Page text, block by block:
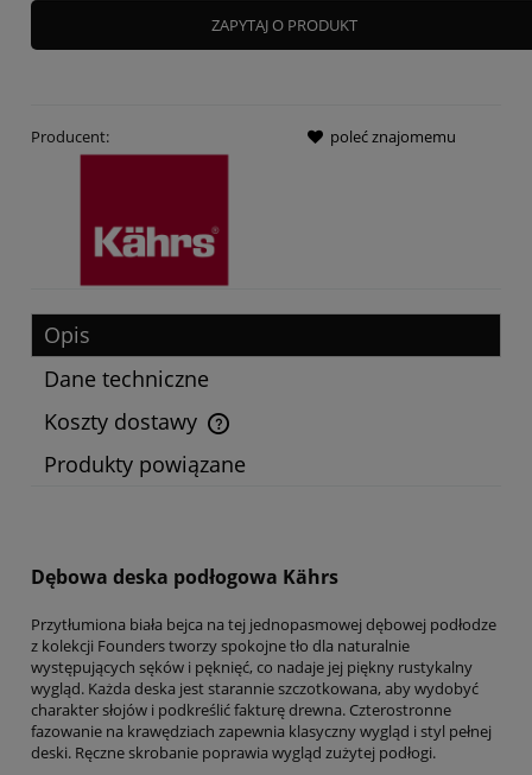
ZAPYTAJ O PRODUKT
Producent: poleć znajomemu
Opis
Dane techniczne
Koszty dostawy
Cena nie zawiera ewentualnych kosztów płatności
Produkty powiązane
Dębowa deska podłogowa Kährs
Przytłumiona biała bejca na tej jednopasmowej dębowej podłodze
z kolekcji Founders tworzy spokojne tło dla naturalnie
występujących sęków i pęknięć, co nadaje jej piękny rustykalny
wygląd. Każda deska jest starannie szczotkowana, aby wydobyć
charakter słojów i podkreślić fakturę drewna. Czterostronne
fazowanie na krawędziach zapewnia klasyczny wygląd i styl pełnej
deski. Ręczne skrobanie poprawia wygląd zużytej podłogi.